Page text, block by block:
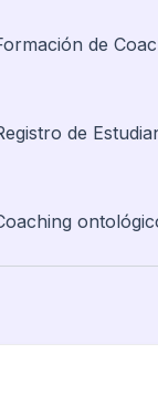
de
de